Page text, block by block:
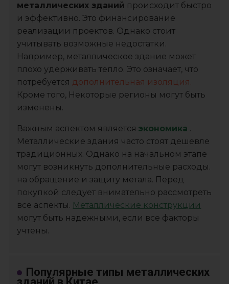
металлических зданий происходит быстро
и эффективно. Это финансирование
реализации проектов. Однако стоит
учитывать возможные недостатки.
Например, металлическое здание может
плохо удерживать тепло. Это означает, что
потребуется дополнительная изоляция.
Кроме того, Некоторые регионы могут быть
изменены.
Важным аспектом являетсяэкономика .
Металлические здания часто стоят дешевле
традиционных. Однако на начальном этапе
могут возникнуть дополнительные расходы.
на обращение и защиту метала. Перед
покупкой следует внимательно рассмотреть
все аспекты. Металлические конструкции
могут быть надежными, если все факторы
учтены.
Популярные типы металлических